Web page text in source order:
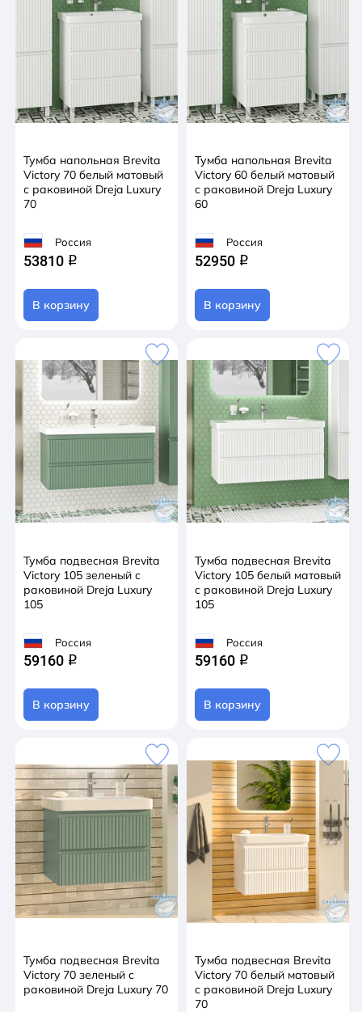
Тумба напольная Brevita
Victory 70 белый матовый
с раковиной Dreja Luxury
70
Россия
53810 q
В корзину
Тумба напольная Brevita
Victory 60 белый матовый
с раковиной Dreja Luxury
60
Россия
52950 q
В корзину
Тумба подвесная Brevita
Victory 105 зеленый с
раковиной Dreja Luxury
105
Россия
59160 q
В корзину
Тумба подвесная Brevita
Victory 105 белый матовый
с раковиной Dreja Luxury
105
Россия
59160 q
В корзину
Тумба подвесная Brevita
Victory 70 зеленый с
раковиной Dreja Luxury 70
Тумба подвесная Brevita
Victory 70 белый матовый
с раковиной Dreja Luxury
70